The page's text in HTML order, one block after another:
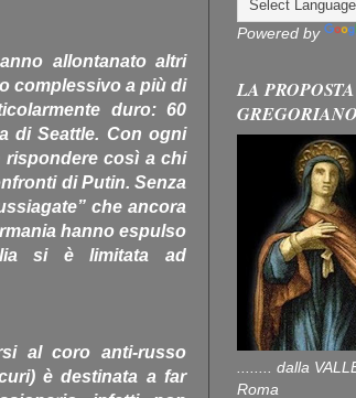
allontanato altri
complessivo a più di
duro: 60
di Seattle. Con ogni
rispondere così a chi
di Putin. Senza
che ancora
hanno espulso
si è limitata ad
al coro anti-russo
è destinata a far
Powered by
LA
........ dalla
Roma